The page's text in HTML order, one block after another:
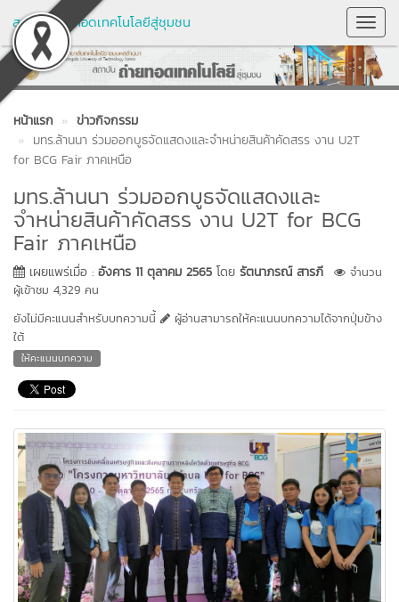
สถาบันถ่ายทอดเทคโนโลยีสู่ชุมชน
หน้าแรก
ข่าวกิจกรรม
มทร.ล้านนา ร่วมออกบูธจัดแสดงและจำหน่ายสินค้าคัดสรร งาน U2T
for BCG Fair ภาคเหนือ
มทร.ล้านนา ร่วมออกบูธจัดแสดงและ
จำหน่ายสินค้าคัดสรร งาน U2T for BCG
Fair ภาคเหนือ
เผยแพร่เมื่อ : อังคาร 11 ตุลาคม 2565 โดย รัตนาภรณ์ สารภี
จำนวน
ผู้เข้าชม 4,329 คน
ยังไม่มีคะแนนสำหรับบทความนี้
ผู้อ่านสามารถให้คะแนนบทความได้จากปุ่มข้าง
ใต้
ให้คะแนนบทความ